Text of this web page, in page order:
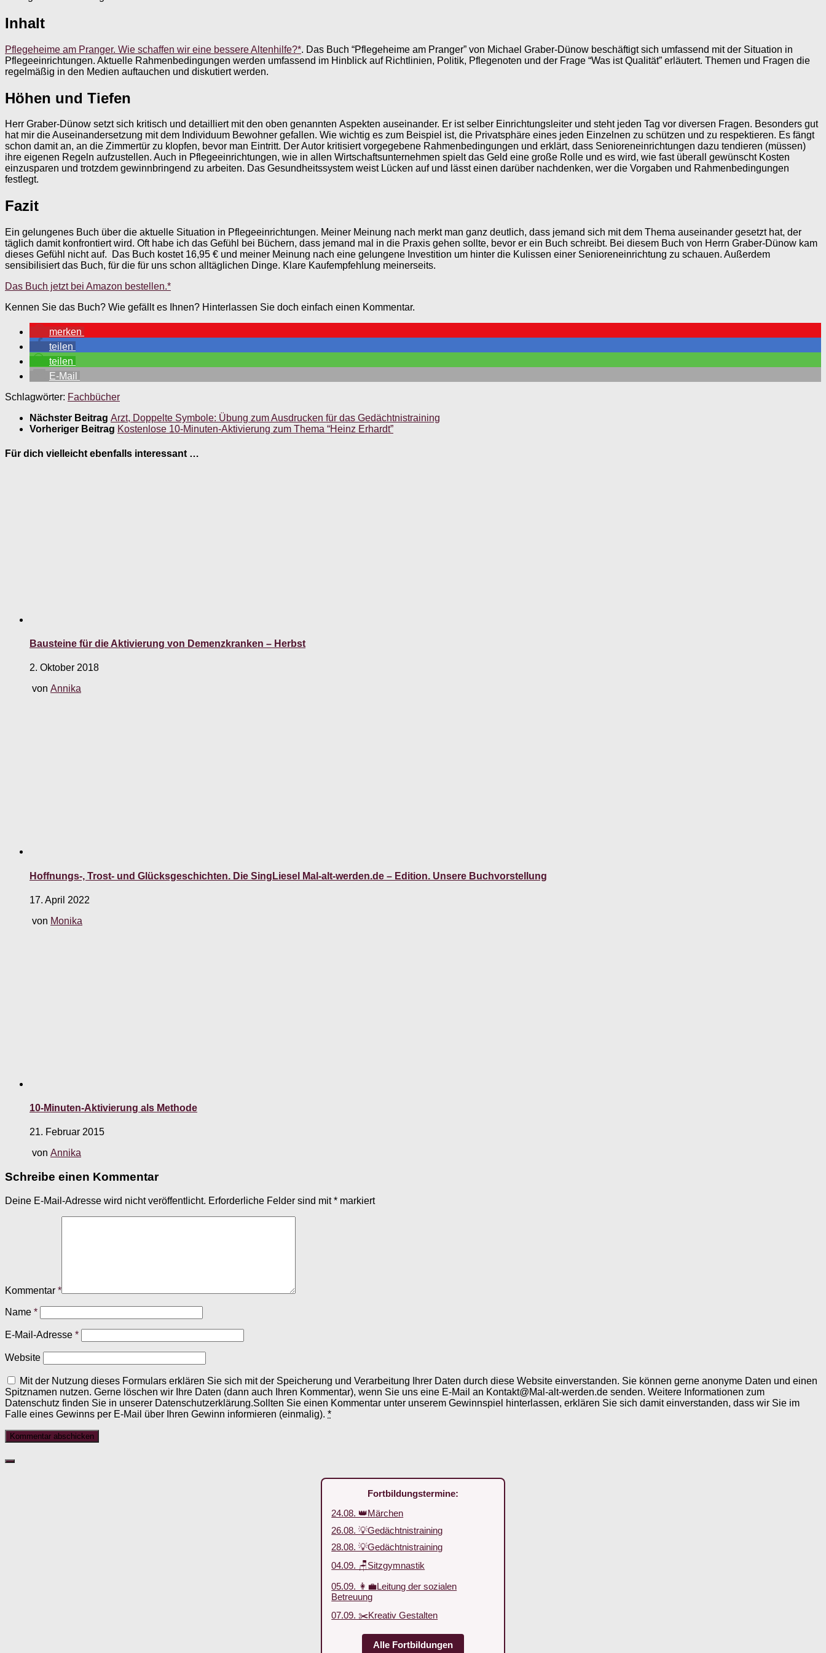
Inhalt
Pflegeheime am Pranger. Wie schaffen wir eine bessere Altenhilfe?*. Das Buch “Pflegeheime am Pranger” von Michael Graber-Dünow beschäftigt sich umfassend mit der Situation in
Pflegeeinrichtungen. Aktuelle Rahmenbedingungen werden umfassend im Hinblick auf Richtlinien, Politik, Pflegenoten und der Frage “Was ist Qualität” erläutert. Themen und Fragen die
regelmäßig in den Medien auftauchen und diskutiert werden.
Höhen und Tiefen
Herr Graber-Dünow setzt sich kritisch und detailliert mit den oben genannten Aspekten auseinander. Er ist selber Einrichtungsleiter und steht jeden Tag vor diversen Fragen. Besonders gut
hat mir die Auseinandersetzung mit dem Individuum Bewohner gefallen. Wie wichtig es zum Beispiel ist, die Privatsphäre eines jeden Einzelnen zu schützen und zu respektieren. Es fängt
schon damit an, an die Zimmertür zu klopfen, bevor man Eintritt. Der Autor kritisiert vorgegebene Rahmenbedingungen und erklärt, dass Senioreneinrichtungen dazu tendieren (müssen)
ihre eigenen Regeln aufzustellen. Auch in Pflegeeinrichtungen, wie in allen Wirtschaftsunternehmen spielt das Geld eine große Rolle und es wird, wie fast überall gewünscht Kosten
einzusparen und trotzdem gewinnbringend zu arbeiten. Das Gesundheitssystem weist Lücken auf und lässt einen darüber nachdenken, wer die Vorgaben und Rahmenbedingungen
festlegt.
Fazit
Ein gelungenes Buch über die aktuelle Situation in Pflegeeinrichtungen. Meiner Meinung nach merkt man ganz deutlich, dass jemand sich mit dem Thema auseinander gesetzt hat, der
täglich damit konfrontiert wird. Oft habe ich das Gefühl bei Büchern, dass jemand mal in die Praxis gehen sollte, bevor er ein Buch schreibt. Bei diesem Buch von Herrn Graber-Dünow kam
dieses Gefühl nicht auf. Das Buch kostet 16,95 € und meiner Meinung nach eine gelungene Investition um hinter die Kulissen einer Senioreneinrichtung zu schauen. Außerdem
sensibilisiert das Buch, für die für uns schon alltäglichen Dinge. Klare Kaufempfehlung meinerseits.
Das Buch jetzt bei Amazon bestellen.*
Kennen Sie das Buch? Wie gefällt es Ihnen? Hinterlassen Sie doch einfach einen Kommentar.
merken
teilen
teilen
E-Mail
Schlagwörter: Fachbücher
Nächster Beitrag Arzt, Doppelte Symbole: Übung zum Ausdrucken für das Gedächtnistraining
Vorheriger Beitrag Kostenlose 10-Minuten-Aktivierung zum Thema “Heinz Erhardt”
Für dich vielleicht ebenfalls interessant …
Bausteine für die Aktivierung von Demenzkranken – Herbst
2. Oktober 2018
von Annika
Hoffnungs-, Trost- und Glücksgeschichten. Die SingLiesel Mal-alt-werden.de – Edition. Unsere Buchvorstellung
17. April 2022
von Monika
10-Minuten-Aktivierung als Methode
21. Februar 2015
von Annika
Schreibe einen Kommentar
Deine E-Mail-Adresse wird nicht veröffentlicht. Erforderliche Felder sind mit* markiert
Kommentar *
Name *
E-Mail-Adresse *
Website
Mit der Nutzung dieses Formulars erklären Sie sich mit der Speicherung und Verarbeitung Ihrer Daten durch diese Website einverstanden. Sie können gerne anonyme Daten und einen
Spitznamen nutzen. Gerne löschen wir Ihre Daten (dann auch Ihren Kommentar), wenn Sie uns eine E-Mail an Kontakt@Mal-alt-werden.de senden. Weitere Informationen zum
Datenschutz finden Sie in unserer Datenschutzerklärung.Sollten Sie einen Kommentar unter unserem Gewinnspiel hinterlassen, erklären Sie sich damit einverstanden, dass wir Sie im
Falle eines Gewinns per E-Mail über Ihren Gewinn informieren (einmalig). *
Fortbildungstermine:
24.08. 👑Märchen
26.08. 💡Gedächtnistraining
28.08. 💡Gedächtnistraining
04.09. 🪑Sitzgymnastik
05.09. 👩‍💼Leitung der sozialen
Betreuung
07.09. ✂️Kreativ Gestalten
Alle Fortbildungen